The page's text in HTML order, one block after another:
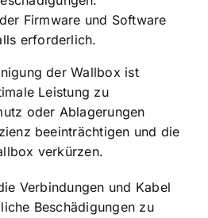
Firmware und Software
erforderlich.
der Wallbox ist
Leistung zu
oder Ablagerungen
beeinträchtigen und die
verkürzen.
Verbindungen und Kabel
Beschädigungen zu